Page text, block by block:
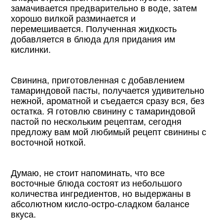
замачивается предварительно в воде, затем
хорошо вилкой разминается и
перемешивается. Полученная жидкость
добавляется в блюда для придания им
кислинки.
Свинина, приготовленная с добавлением
тамариндовой пасты, получается удивительно
нежной, ароматной и съедается сразу вся, без
остатка. Я готовлю свинину с тамариндовой
пастой по нескольким рецептам, сегодня
предложу вам мой любимый рецепт свинины с
восточной ноткой.
Думаю, не стоит напоминать, что все
восточные блюда состоят из небольшого
количества ингредиентов, но выдержаны в
абсолютном кисло-остро-сладком балансе
вкуса.